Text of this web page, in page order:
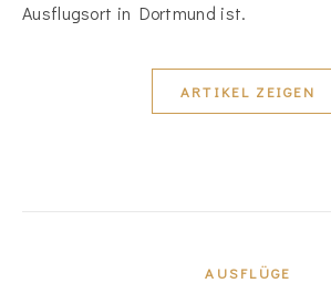
Ausflugsort in Dortmund ist.
ARTIKEL ZEIGEN
AUSFLÜGE